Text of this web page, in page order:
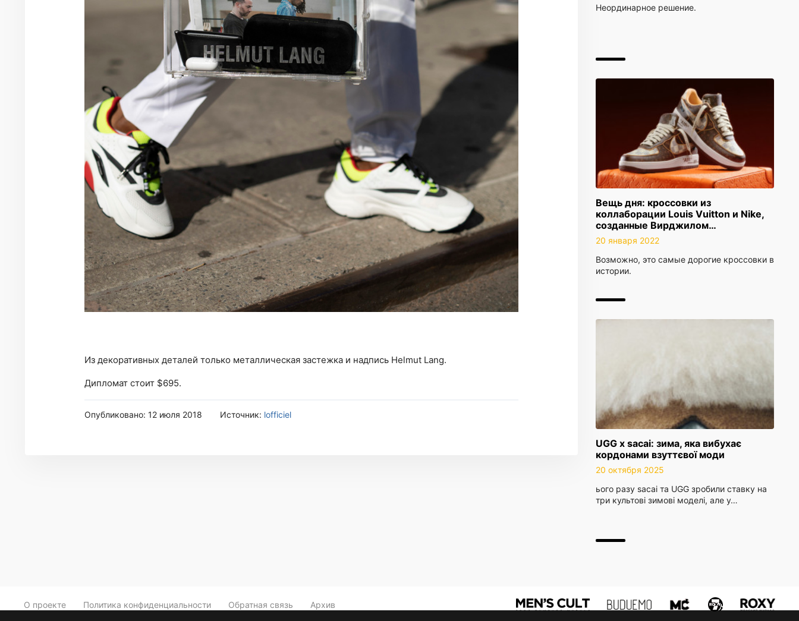
Неординарное решение.
Вещь дня: кроссовки из
коллаборации Louis Vuitton и Nike,
созданные Вирджилом…
20 января 2022
Возможно, это самые дорогие кроссовки в
истории.
UGG x sacai: зима, яка вибухає
кордонами взуттєвої моди
20 октября 2025
ього разу sacai та UGG зробили ставку на
три культові зимові моделі, але у…
Из декоративных деталей только металлическая застежка и надпись Helmut Lang.
Дипломат стоит $695.
Опубликовано: 12 июля 2018 Источник: lofficiel
О проекте Политика конфиденциальности Обратная связь Архив